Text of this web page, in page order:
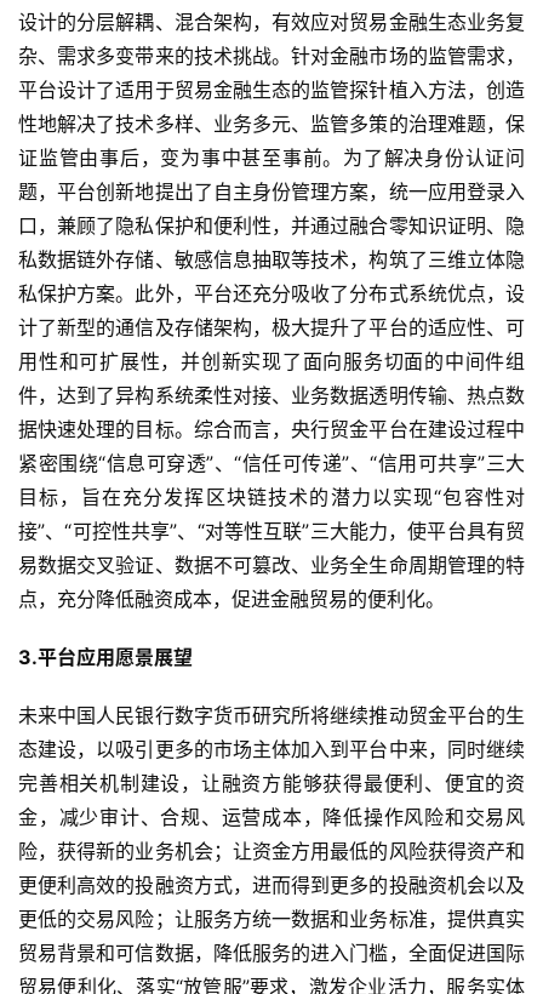
设计的分层解耦、混合架构，有效应对贸易金融生态业务复
杂、需求多变带来的技术挑战。针对金融市场的监管需求，
平台设计了适用于贸易金融生态的监管探针植入方法，创造
性地解决了技术多样、业务多元、监管多策的治理难题，保
证监管由事后，变为事中甚至事前。为了解决身份认证问
题，平台创新地提出了自主身份管理方案，统一应用登录入
口，兼顾了隐私保护和便利性，并通过融合零知识证明、隐
私数据链外存储、敏感信息抽取等技术，构筑了三维立体隐
私保护方案。此外，平台还充分吸收了分布式系统优点，设
计了新型的通信及存储架构，极大提升了平台的适应性、可
用性和可扩展性，并创新实现了面向服务切面的中间件组
件，达到了异构系统柔性对接、业务数据透明传输、热点数
据快速处理的目标。综合而言，央行贸金平台在建设过程中
紧密围绕“信息可穿透”、“信任可传递”、“信用可共享”三大
目标，旨在充分发挥区块链技术的潜力以实现“包容性对
接”、“可控性共享”、“对等性互联”三大能力，使平台具有贸
易数据交叉验证、数据不可篡改、业务全生命周期管理的特
点，充分降低融资成本，促进金融贸易的便利化。
3.平台应用愿景展望
未来中国人民银行数字货币研究所将继续推动贸金平台的生
态建设，以吸引更多的市场主体加入到平台中来，同时继续
完善相关机制建设，让融资方能够获得最便利、便宜的资
金，减少审计、合规、运营成本，降低操作风险和交易风
险，获得新的业务机会；让资金方用最低的风险获得资产和
更便利高效的投融资方式，进而得到更多的投融资机会以及
更低的交易风险；让服务方统一数据和业务标准，提供真实
贸易背景和可信数据，降低服务的进入门槛，全面促进国际
贸易便利化、落实“放管服”要求，激发企业活力，服务实体